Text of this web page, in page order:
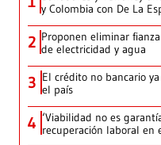
y Colombia con De La
2 Proponen eliminar
de electricidad y agua
3 El crédito no bancario
el país
4 ‘Viabilidad no es
recuperación laboral en